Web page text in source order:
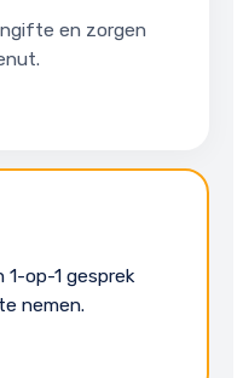
en zorgen
op-1 gesprek
nemen.